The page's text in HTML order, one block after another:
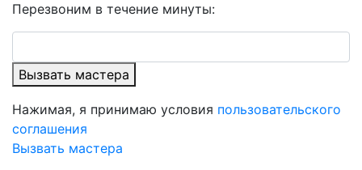
Перезвоним в течение минуты:
Вызвать мастера
Нажимая, я принимаю условия пользовательского
соглашения
Вызвать мастера